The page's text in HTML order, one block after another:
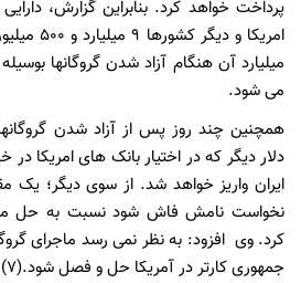
پرداخت خواهد کرد. بنابراین گزارش،
امریکا و
میلیارد آن هنگام آزاد شدن گروگانها
می شود.
دلار دیگر که در اختیار بانک های امریکا
ایران واریز خواهد شد. از سوی دیگر؛ یک
نخواست نامش فاش شود نسبت به حل
کرد. وی افزود: به نظر نمی رسد ماجرای
جمهوری کارتر در آمریکا حل و فصل شود.(7)